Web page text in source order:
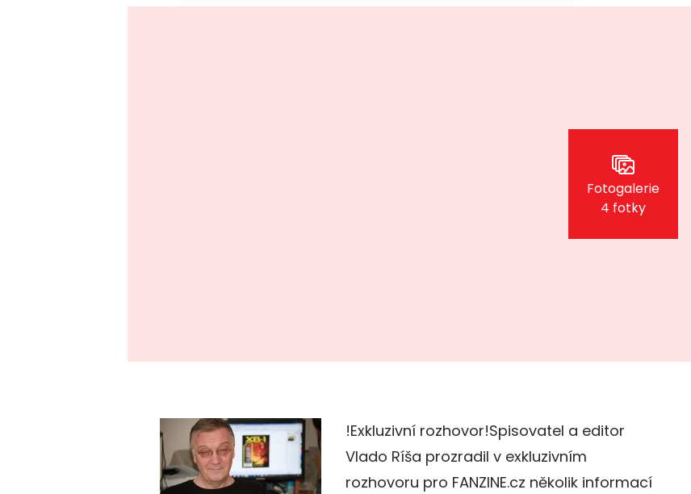
Fotogalerie
4 fotky
!Exkluzivní rozhovor!Spisovatel a editor
Vlado Ríša prozradil v exkluzivním
rozhovoru pro FANZINE.cz několik informací